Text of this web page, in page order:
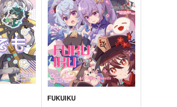
FUKUIKU